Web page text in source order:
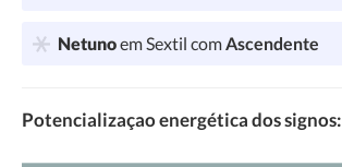
Netunoem Sextil comAscendente
Potencializaçao energética dos signos: